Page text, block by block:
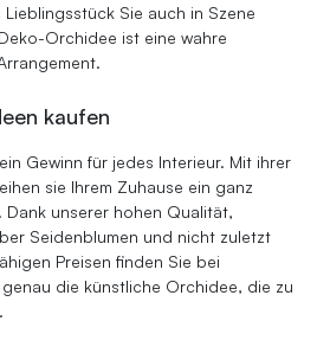
Sie auch in Szene
Orchidee ist eine wahre
kaufen
Gewinn für jedes Interieur. Mit ihrer
sie Ihrem Zuhause ein ganz
unserer hohen Qualität,
Seidenblumen und nicht zuletzt
Preisen finden Sie bei
die künstliche Orchidee, die zu